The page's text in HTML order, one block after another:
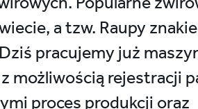
a tzw. Raupy
pracujemy już
możliwością rejestracji